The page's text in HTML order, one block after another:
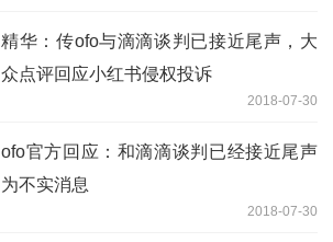
精华：传ofo与滴滴谈判已接近尾声，大
众点评回应小红书侵权投诉
2018-07-30
ofo官方回应：和滴滴谈判已经接近尾声
为不实消息
2018-07-30